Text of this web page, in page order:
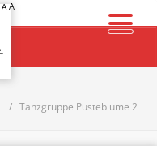
AA
Tanzgruppe Pusteblume 2